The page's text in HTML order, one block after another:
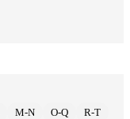
M-N O-Q
R-T